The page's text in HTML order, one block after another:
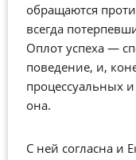
обращаются
всегда
Оплот успеха —
поведение, и,
процессуальных
она.
С ней согласна и